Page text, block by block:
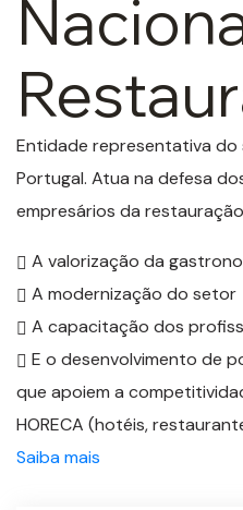
Entidade representativa
Portugal. Atua na defesa
empresários da
A valorização da
A modernização do setor
A capacitação dos
E o desenvolvimento de
que apoiem a
HORECA (hotéis,
Saiba mais